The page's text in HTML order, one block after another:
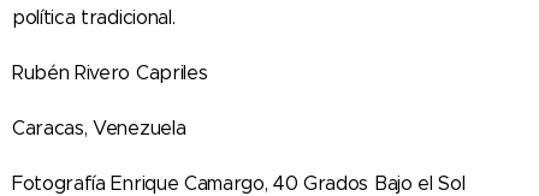
política tradicional.
Rubén Rivero Capriles
Caracas, Venezuela
Fotografía Enrique Camargo, 40 Grados Bajo el Sol